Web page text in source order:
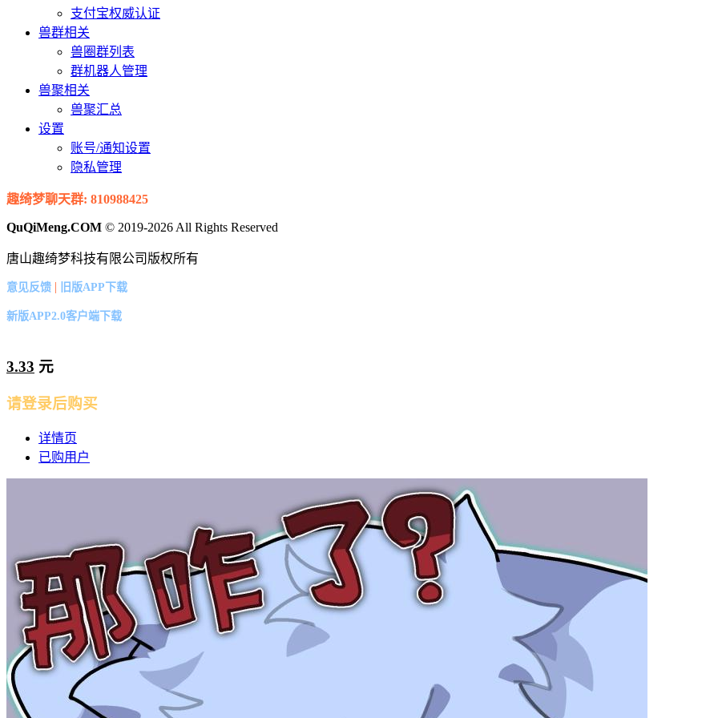
支付宝权威认证
兽群相关
兽圈群列表
群机器人管理
兽聚相关
兽聚汇总
设置
账号/通知设置
隐私管理
趣绮梦聊天群: 810988425
QuQiMeng.COM © 2019-2026 All Rights Reserved
唐山趣绮梦科技有限公司版权所有
意见反馈 | 旧版APP下载
新版APP2.0客户端下载
3.33 元
请登录后购买
详情页
已购用户